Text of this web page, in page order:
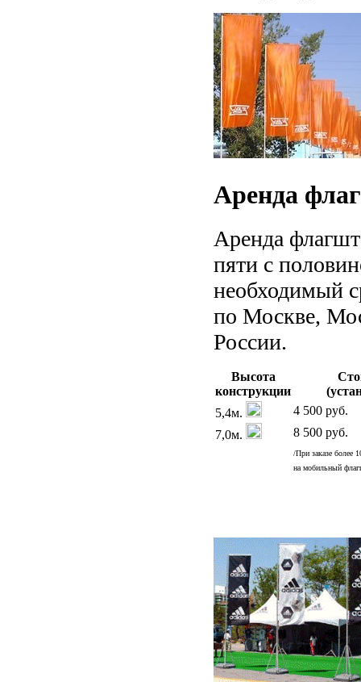
Аренда
Аренда
пяти с
необходимый
по Москве,
России.
Высота
конcтрукции
5,4м.
4 500 руб.
7,0м.
8 500 руб.
/При заказе более
на мобильный